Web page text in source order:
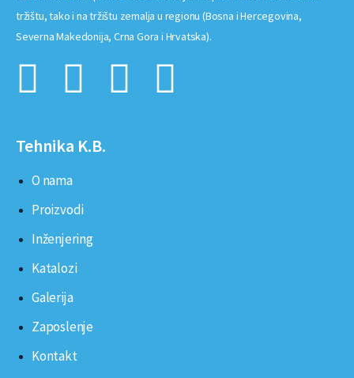
tržištu, tako i na tržištu zemalja u regionu (Bosna i Hercegovina,
Severna Makedonija, Crna Gora i Hrvatska).
Tehnika K.B.
O nama
Proizvodi
Inženjering
Katalozi
Galerija
Zaposlenje
Kontakt